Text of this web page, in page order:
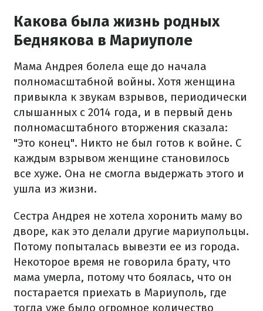
Какова была жизнь родных
Беднякова в Мариуполе
Мама Андрея болела еще до начала
полномасштабной войны. Хотя женщина
привыкла к звукам взрывов, периодически
слышанных с 2014 года, и в первый день
полномасштабного вторжения сказала:
"Это конец". Никто не был готов к войне. С
каждым взрывом женщине становилось
все хуже. Она не смогла выдержать этого и
ушла из жизни.
Сестра Андрея не хотела хоронить маму во
дворе, как это делали другие мариупольцы.
Потому попыталась вывезти ее из города.
Некоторое время не говорила брату, что
мама умерла, потому что боялась, что он
постарается приехать в Мариуполь, где
тогда уже было огромное количество